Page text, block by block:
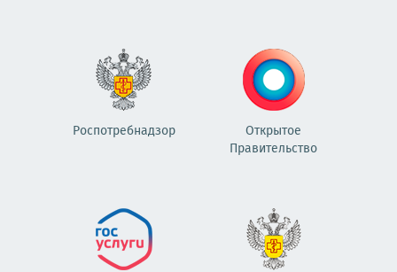
Роспотребнадзор
Открытое
Правительство